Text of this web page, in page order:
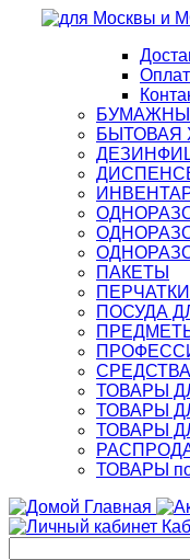
БЫТОВАЯ
ПАКЕТЫ
ПЕРЧАТКИ
ПОСУДА
ТОВАРЫ
ТОВАРЫ
ТОВАРЫ
ТОВАРЫ
Главная